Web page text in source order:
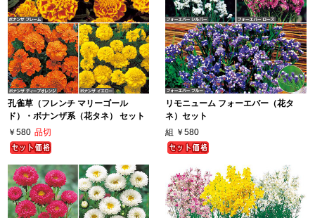
孔雀草（フレンチ マリーゴール
ド）・ボナンザ系（花タネ） セット
￥580 品切
リモニューム フォーエバー（花タ
ネ）セット
組 ￥580